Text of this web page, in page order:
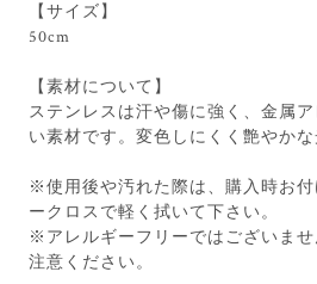
【サイズ】
50cm
【素材について】
ステンレスは汗や傷に強く、金属
い素材です。変色しにくく艶やかな
※使用後や汚れた際は、購入時お
ークロスで軽く拭いて下さい。
※アレルギーフリーではございま
注意ください。